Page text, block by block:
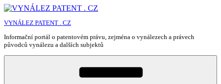
Přejít
obsahu
webu
VYNÁLEZ PATENT . CZ
Informační portál o patentovém právu, zejména o vynálezech a právech
původců vynálezu a dalších subjektů